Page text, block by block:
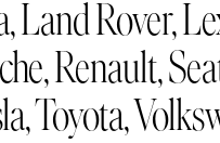
Land Rover,
Renault,
Toyota,